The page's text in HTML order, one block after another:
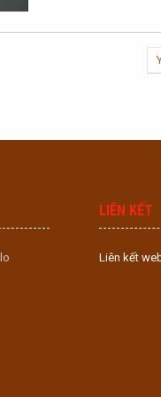
LIÊN KẾT
Liên kết